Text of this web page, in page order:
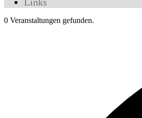
0 Veranstaltungen gefunden.